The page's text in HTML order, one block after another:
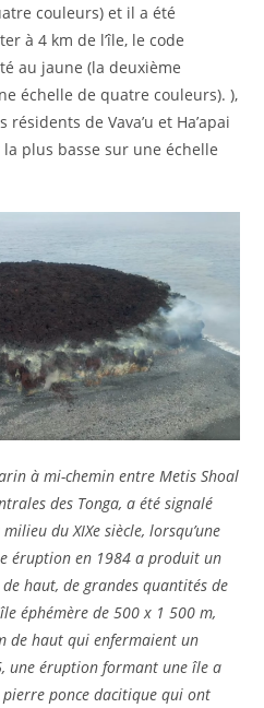
couleurs) et il a été
à 4 km de l’île, le code
au jaune (la deuxième
échelle de quatre couleurs). ),
de Vava’u et Ha’apai
plus basse sur une échelle
à mi-chemin entre Metis Shoal
des Tonga, a été signalé
du XIXe siècle, lorsqu’une
éruption en 1984 a produit un
haut, de grandes quantités de
éphémère de 500 x 1 500 m,
de haut qui enfermaient un
une éruption formant une île a
ponce dacitique qui ont